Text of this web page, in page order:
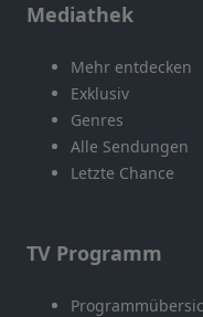
Mediathek
Mehr entdecken
Exklusiv
Genres
Alle Sendungen
Letzte Chance
TV Programm